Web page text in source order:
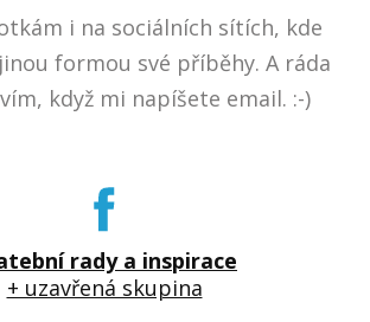
i na sociálních sítích, kde
formou své příběhy. A ráda
když mi napíšete email. :-)
rady a inspirace
+ uzavřená skupina